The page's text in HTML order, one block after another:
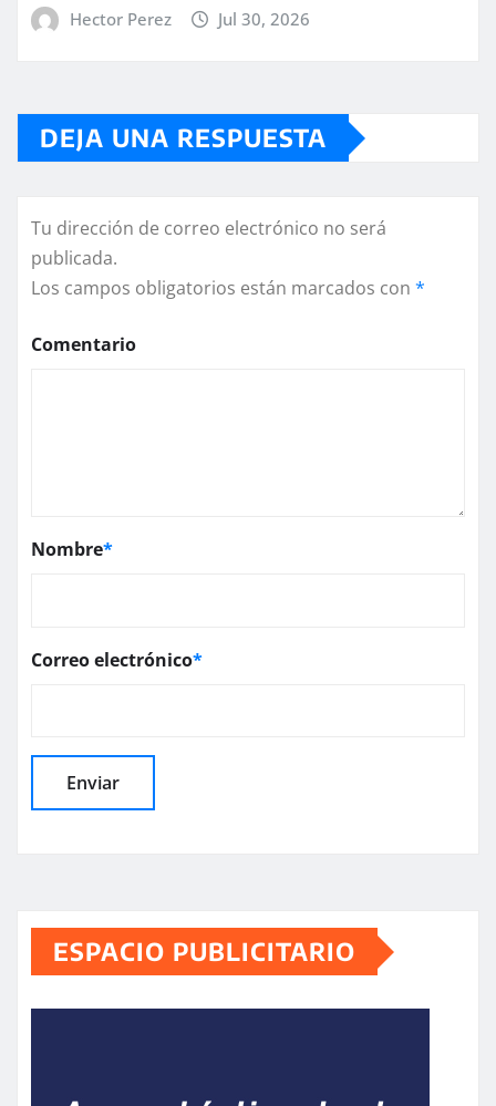
Hector Perez Jul 30, 2026
DEJA UNA RESPUESTA
Tu dirección de correo electrónico no será
publicada.
Los campos obligatorios están marcados con *
Comentario
Nombre*
Correo electrónico*
ESPACIO PUBLICITARIO